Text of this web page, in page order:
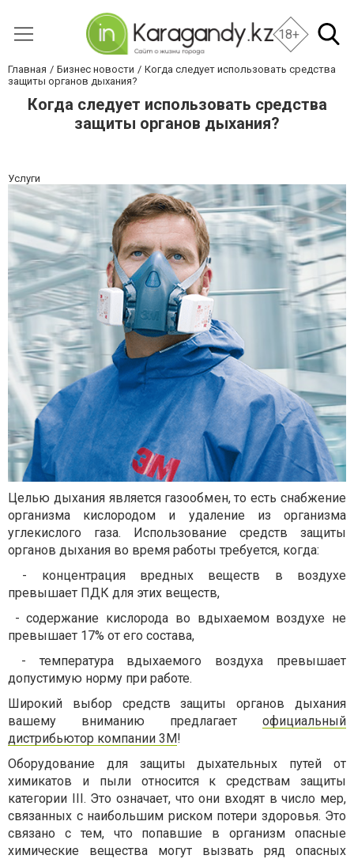
18+
Главная Бизнес новости
Когда следует использовать средства
защиты органов дыхания?
Когда следует использовать средства
защиты органов дыхания?
Услуги
Целью дыхания является газообмен, то есть снабжение
организма кислородом и удаление из организма
углекислого газа. Использование средств защиты
органов дыхания во время работы требуется, когда:
- концентрация вредных веществ в воздухе
превышает ПДК для этих веществ,
- содержание кислорода во вдыхаемом воздухе не
превышает 17% от его состава,
- температура вдыхаемого воздуха превышает
допустимую норму при работе.
Широкий выбор средств защиты органов дыхания
вашему вниманию предлагает официальный
дистрибьютор компании 3М!
Оборудование для защиты дыхательных путей от
химикатов и пыли относится к средствам защиты
категории III. Это означает, что они входят в число мер,
связанных с наибольшим риском потери здоровья. Это
связано с тем, что попавшие в организм опасные
химические вещества могут вызвать ряд опасных